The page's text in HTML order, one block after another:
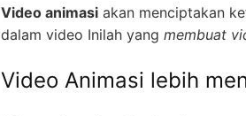
Video animasi akan menciptakan
dalam video Inilah yang membuat
Video Animasi lebih